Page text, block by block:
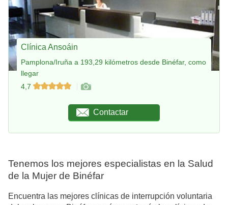
Clínica Ansoáin
Pamplona/Iruña a 193,29 kilómetros desde Binéfar, como
llegar
4,7
Contactar
Tenemos los mejores especialistas en la Salud
de la Mujer de Binéfar
Encuentra las mejores clínicas de interrupción voluntaria